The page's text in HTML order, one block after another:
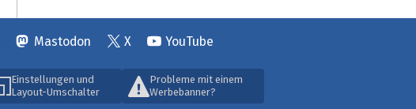
Mastodon X YouTube
Einstellungen und
Layout-Umschalter
Probleme mit einem
Werbebanner?